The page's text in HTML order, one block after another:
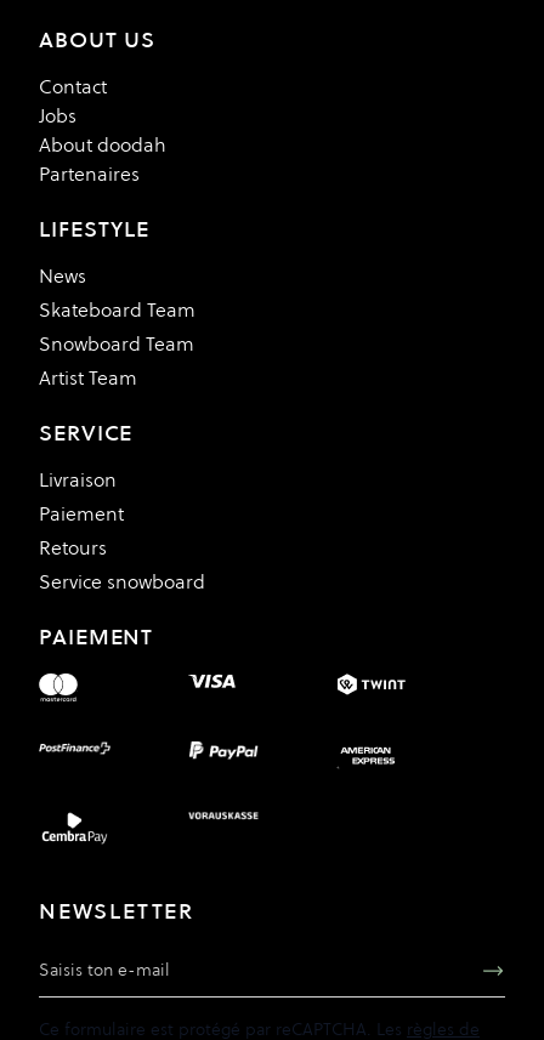
ABOUT US
Contact
Jobs
About doodah
Partenaires
LIFESTYLE
News
Skateboard Team
Snowboard Team
Artist Team
SERVICE
Livraison
Paiement
Retours
Service snowboard
PAIEMENT
NEWSLETTER
Adresse e-mail
Ce formulaire est protégé par reCAPTCHA. Les règles de